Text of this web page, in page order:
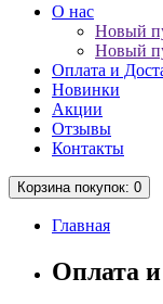
О нас
Новый
Новый
Оплата и
Новинки
Акции
Отзывы
Контакты
Корзина покупок: 0
Главная
Оплата и